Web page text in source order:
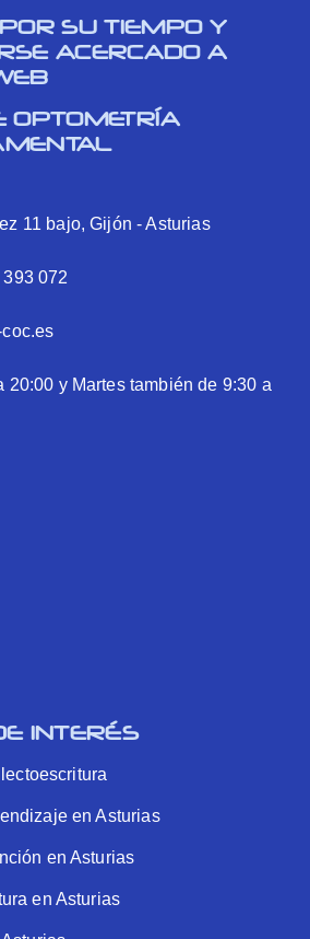
POR SU TIEMPO Y
ACERCADO A
OPTOMETRÍA
11 bajo, Gijón - Asturias
072
20:00 y Martes también de 9:30 a
INTERÉS
en Asturias
en Asturias
en Asturias